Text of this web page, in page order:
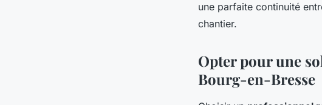
une parfaite continuité
chantier.
Opter pour une
Bourg-en-Bresse